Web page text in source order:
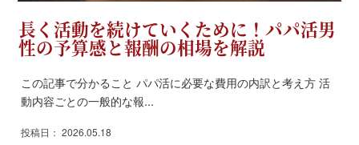
長く活動を続けていくために！パパ活男
性の予算感と報酬の相場を解説
この記事で分かること パパ活に必要な費用の内訳と考え方 活
動内容ごとの一般的な報...
投稿日： 2026.05.18